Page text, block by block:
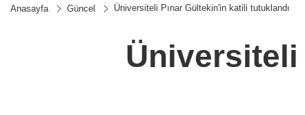
Anasayfa Güncel Üniversiteli Pınar Gültekin'in katili tutuklandı
Üniversiteli